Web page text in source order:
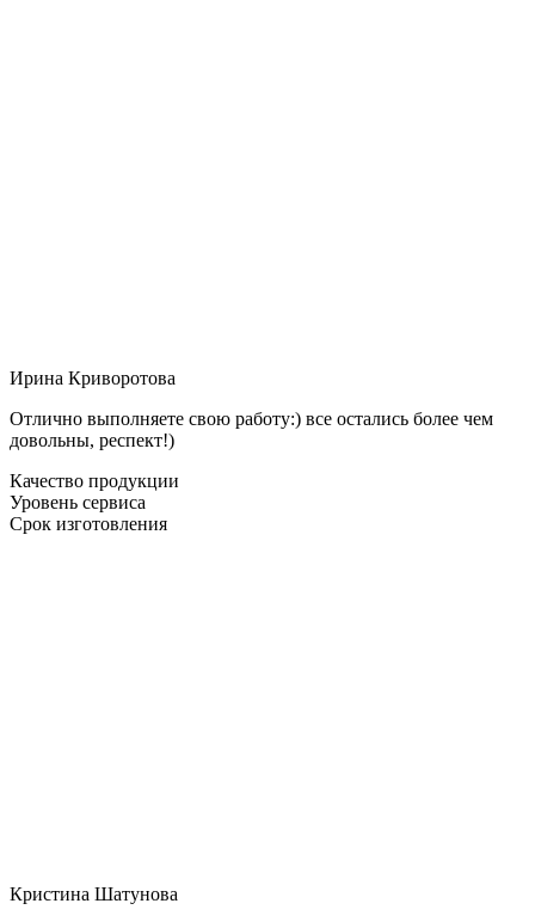
Ирина Криворотова
Отлично выполняете свою работу:) все остались более чем
довольны, респект!)
Качество продукции
Уровень сервиса
Срок изготовления
Кристина Шатунова